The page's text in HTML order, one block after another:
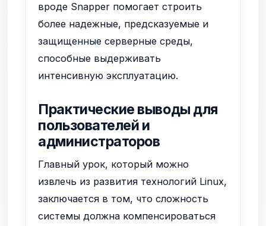
вроде Snapper помогает строить
более надежные, предсказуемые и
защищенные серверные среды,
способные выдерживать
интенсивную эксплуатацию.
Практические выводы для
пользователей и
администраторов
Главный урок, который можно
извлечь из развития технологий Linux,
заключается в том, что сложность
системы должна компенсироваться